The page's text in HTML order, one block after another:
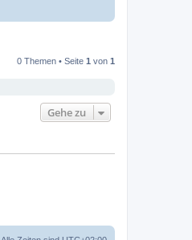
0 Themen • Seite 1 von 1
Gehe zu